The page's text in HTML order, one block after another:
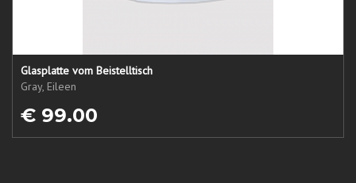
Glasplatte vom Beistelltisch
Gray, Eileen
€ 99.00